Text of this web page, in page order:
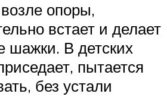
опоры,
встает и делает
шажки. В детских
пытается
без устали